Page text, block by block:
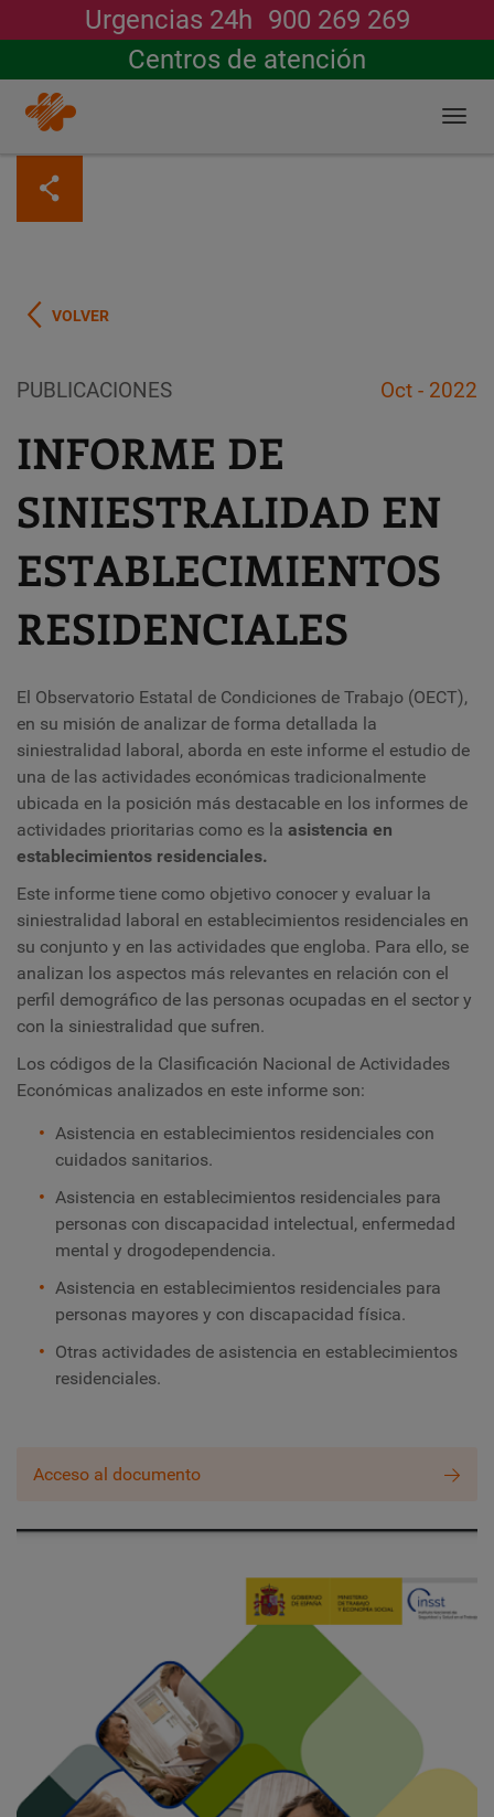
contenido
principal
Urgencias 24h 900 269 269
Centros de atención
Buscar
VOLVER
PUBLICACIONES Oct - 2022
INFORME DE
SINIESTRALIDAD EN
ESTABLECIMIENTOS
RESIDENCIALES
El Observatorio Estatal de Condiciones de Trabajo (OECT),
en su misión de analizar de forma detallada la
siniestralidad laboral, aborda en este informe el estudio de
una de las actividades económicas tradicionalmente
ubicada en la posición más destacable en los informes de
actividades prioritarias como es la asistencia en
establecimientos residenciales.
Este informe tiene como objetivo conocer y evaluar la
siniestralidad laboral en establecimientos residenciales en
su conjunto y en las actividades que engloba. Para ello, se
analizan los aspectos más relevantes en relación con el
perfil demográfico de las personas ocupadas en el sector y
con la siniestralidad que sufren.
Los códigos de la Clasificación Nacional de Actividades
Económicas analizados en este informe son:
Asistencia en establecimientos residenciales con
cuidados sanitarios.
Asistencia en establecimientos residenciales para
personas con discapacidad intelectual, enfermedad
mental y drogodependencia.
Asistencia en establecimientos residenciales para
personas mayores y con discapacidad física.
Otras actividades de asistencia en establecimientos
residenciales.
Acceso al documento